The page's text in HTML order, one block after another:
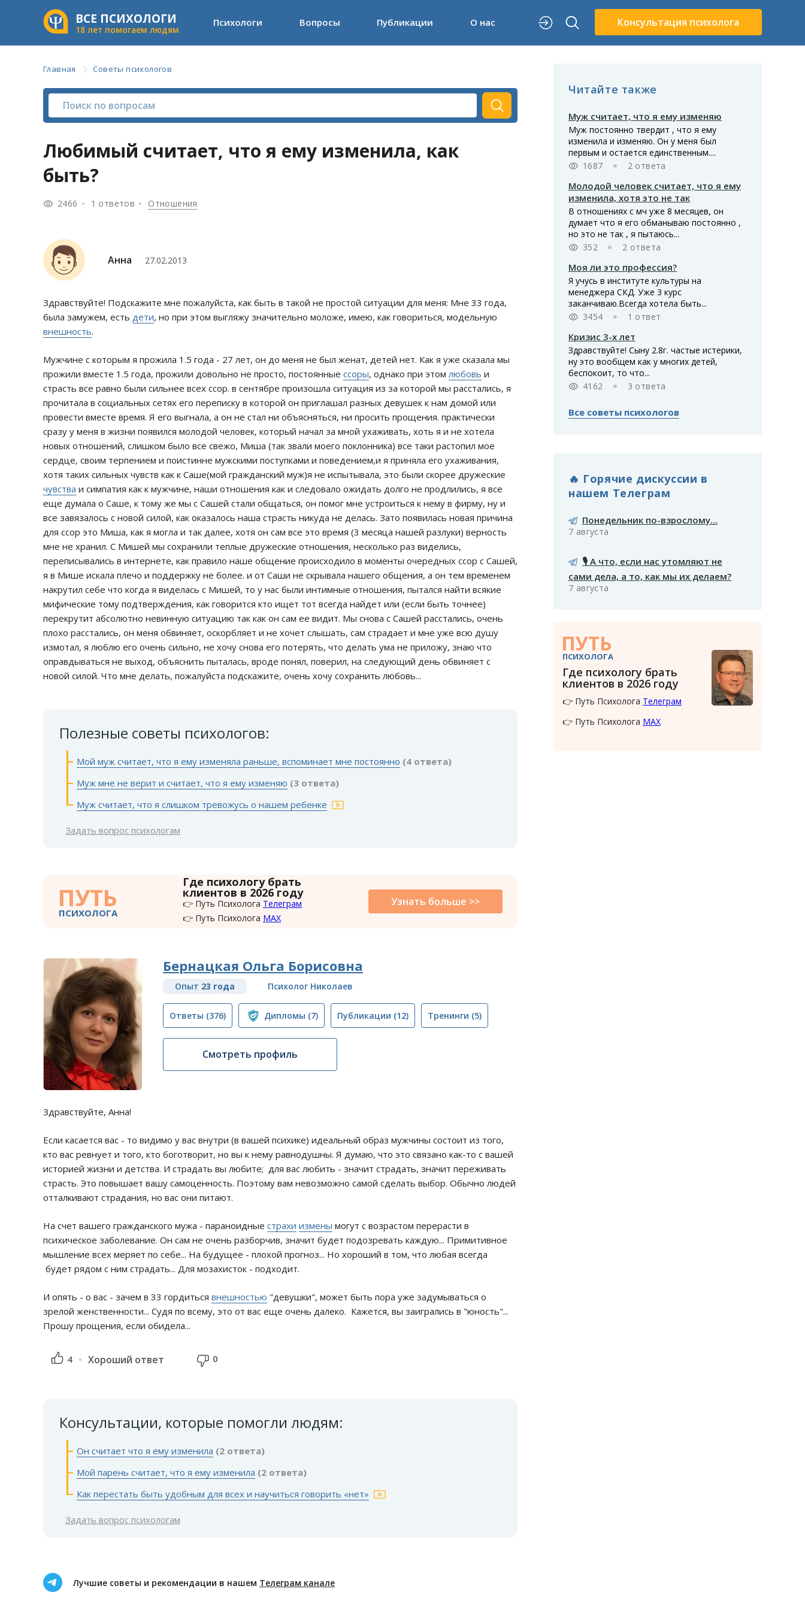
ВСЕ ПСИХОЛОГИ
18 лет помогаем людям
Психологи Вопросы Публикации О нас Консультация психолога
Главная Советы психологов
Любимый считает, что я ему изменила, как
быть?
2466 1 ответов Отношения
Анна 27.02.2013
Здравствуйте! Подскажите мне пожалуйста, как быть в такой не простой ситуации для меня: Мне 33 года,
была замужем, есть дети, но при этом выгляжу значительно моложе, имею, как говориться, модельную
внешность.
Мужчине с которым я прожила 1.5 года - 27 лет, он до меня не был женат, детей нет. Как я уже сказала мы
прожили вместе 1.5 года, прожили довольно не просто, постоянные ссоры, однако при этомлюбовь и
страсть все равно были сильнее всех ссор. в сентябре произошла ситуация из за которой мы расстались, я
прочитала в социальных сетях его переписку в которой он приглашал разных девушек к нам домой или
провести вместе время. Я его выгнала, а он не стал ни объясняться, ни просить прощения. практически
сразу у меня в жизни появился молодой человек, который начал за мной ухаживать, хоть я и не хотела
новых отношений, слишком было все свежо, Миша (так звали моего поклонника) все таки растопил мое
сердце, своим терпением и поистинне мужскими поступками и поведением,и я приняла его ухаживания,
хотя таких сильных чувств как к Саше(мой гражданский муж)я не испытывала, это были скорее дружеские
чувства и симпатия как к мужчине, наши отношения как и следовало ожидать долго не продлились, я все
еще думала о Саше, к тому же мы с Сашей стали общаться, он помог мне устроиться к нему в фирму, ну и
все завязалось с новой силой, как оказалось наша страсть никуда не делась. Зато появилась новая причина
для ссор это Миша, как я могла и так далее, хотя он сам все это время (3 месяца нашей разлуки) верность
мне не хранил. С Мишей мы сохранили теплые дружеские отношения, несколько раз виделись,
переписывались в интернете, как правило наше общение происходило в моменты очередных ссор с Сашей,
я в Мише искала плечо и поддержку не более. и от Саши не скрывала нашего общения, а он тем временем
накрутил себе что когда я виделась с Мишей, то у нас были интимные отношения, пытался найти всякие
мифические тому подтверждения, как говорится кто ищет тот всегда найдет или (если быть точнее)
перекрутит абсолютно невинную ситуацию так как он сам ее видит. Мы снова с Сашей расстались, очень
плохо расстались, он меня обвиняет, оскорбляет и не хочет слышать, сам страдает и мне уже всю душу
измотал, я люблю его очень сильно, не хочу снова его потерять, что делать ума не приложу, знаю что
оправдываться не выход, объяснить пыталась, вроде понял, поверил, на следующий день обвиняет с
новой силой. Что мне делать, пожалуйста подскажите, очень хочу сохранить любовь...
Полезные советы психологов:
Мой муж считает, что я ему изменяла раньше, вспоминает мне постоянно (4 ответа)
Муж мне не верит и считает, что я ему изменяю (3 ответа)
Муж считает, что я слишком тревожусь о нашем ребенке
Задать вопрос психологам
ПУТЬ
ПСИХОЛОГА
Где психологу брать
клиентов в 2026 году
👉 Путь Психолога Телеграм
👉 Путь Психолога MAX
Узнать больше >>
Бернацкая Ольга Борисовна
Опыт 23 года Психолог Николаев
Ответы (376) Дипломы (7) Публикации (12) Тренинги (5)
Смотреть профиль
Здравствуйте, Анна!
Если касается вас - то видимо у вас внутри (в вашей психике) идеальный образ мужчины состоит из того,
кто вас ревнует и того, кто боготворит, но вы к нему равнодушны. Я думаю, что это связано как-то с вашей
историей жизни и детства. И страдать вы любите; для вас любить - значит страдать, значит переживать
страсть. Это повышает вашу самоценность. Поэтому вам невозможно самой сделать выбор. Обычно людей
отталкивают страдания, но вас они питают.
На счет вашего гражданского мужа - параноидные страхи измены могут с возрастом перерасти в
психическое заболевание. Он сам не очень разборчив, значит будет подозревать каждую... Примитивное
мышление всех меряет по себе... На будущее - плохой прогноз... Но хороший в том, что любая всегда
будет рядом с ним страдать... Для мозахисток - подходит.
И опять - о вас - зачем в 33 гордиться внешностью "девушки", может быть пора уже задумываться о
зрелой женственности... Судя по всему, это от вас еще очень далеко. Кажется, вы заигрались в "юность"...
Прошу прощения, если обидела...
4 Хороший ответ 0
Консультации, которые помогли людям:
Он считает что я ему изменила (2 ответа)
Мой парень считает, что я ему изменила (2 ответа)
Как перестать быть удобным для всех и научиться говорить «нет»
Задать вопрос психологам
Лучшие советы и рекомендации в нашем Телеграм канале
Читайте также
Муж считает, что я ему изменяю
Муж постоянно твердит , что я ему
изменила и изменяю. Он у меня был
первым и остается единственным....
1687
2 ответа
Молодой человек считает, что я ему
изменила, хотя это не так
В отношениях с мч уже 8 месяцев, он
думает что я его обманываю постоянно ,
но это не так , я пытаюсь...
352
2 ответа
Моя ли это профессия?
Я учусь в институте культуры на
менеджера СКД. Уже 3 курс
заканчиваю.Всегда хотела быть...
3454
1 ответ
Кризис 3-х лет
Здравствуйте! Сыну 2.8г. частые истерики,
ну это вообщем как у многих детей,
беспокоит, то что...
4162
3 ответа
Все советы психологов
🔥 Горячие дискуссии в
нашем Телеграм
Понедельник по-взрослому...
7 августа
🎙️ А что, если нас утомляют не
сами дела, а то, как мы их делаем?
7 августа
ПУТЬ
ПСИХОЛОГА
Где психологу брать
клиентов в 2026 году
👉 Путь Психолога Телеграм
👉 Путь Психолога MAX